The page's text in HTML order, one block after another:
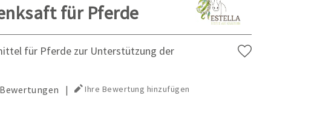
für Pferde
für Pferde zur Unterstützung der
| Ihre Bewertung hinzufügen